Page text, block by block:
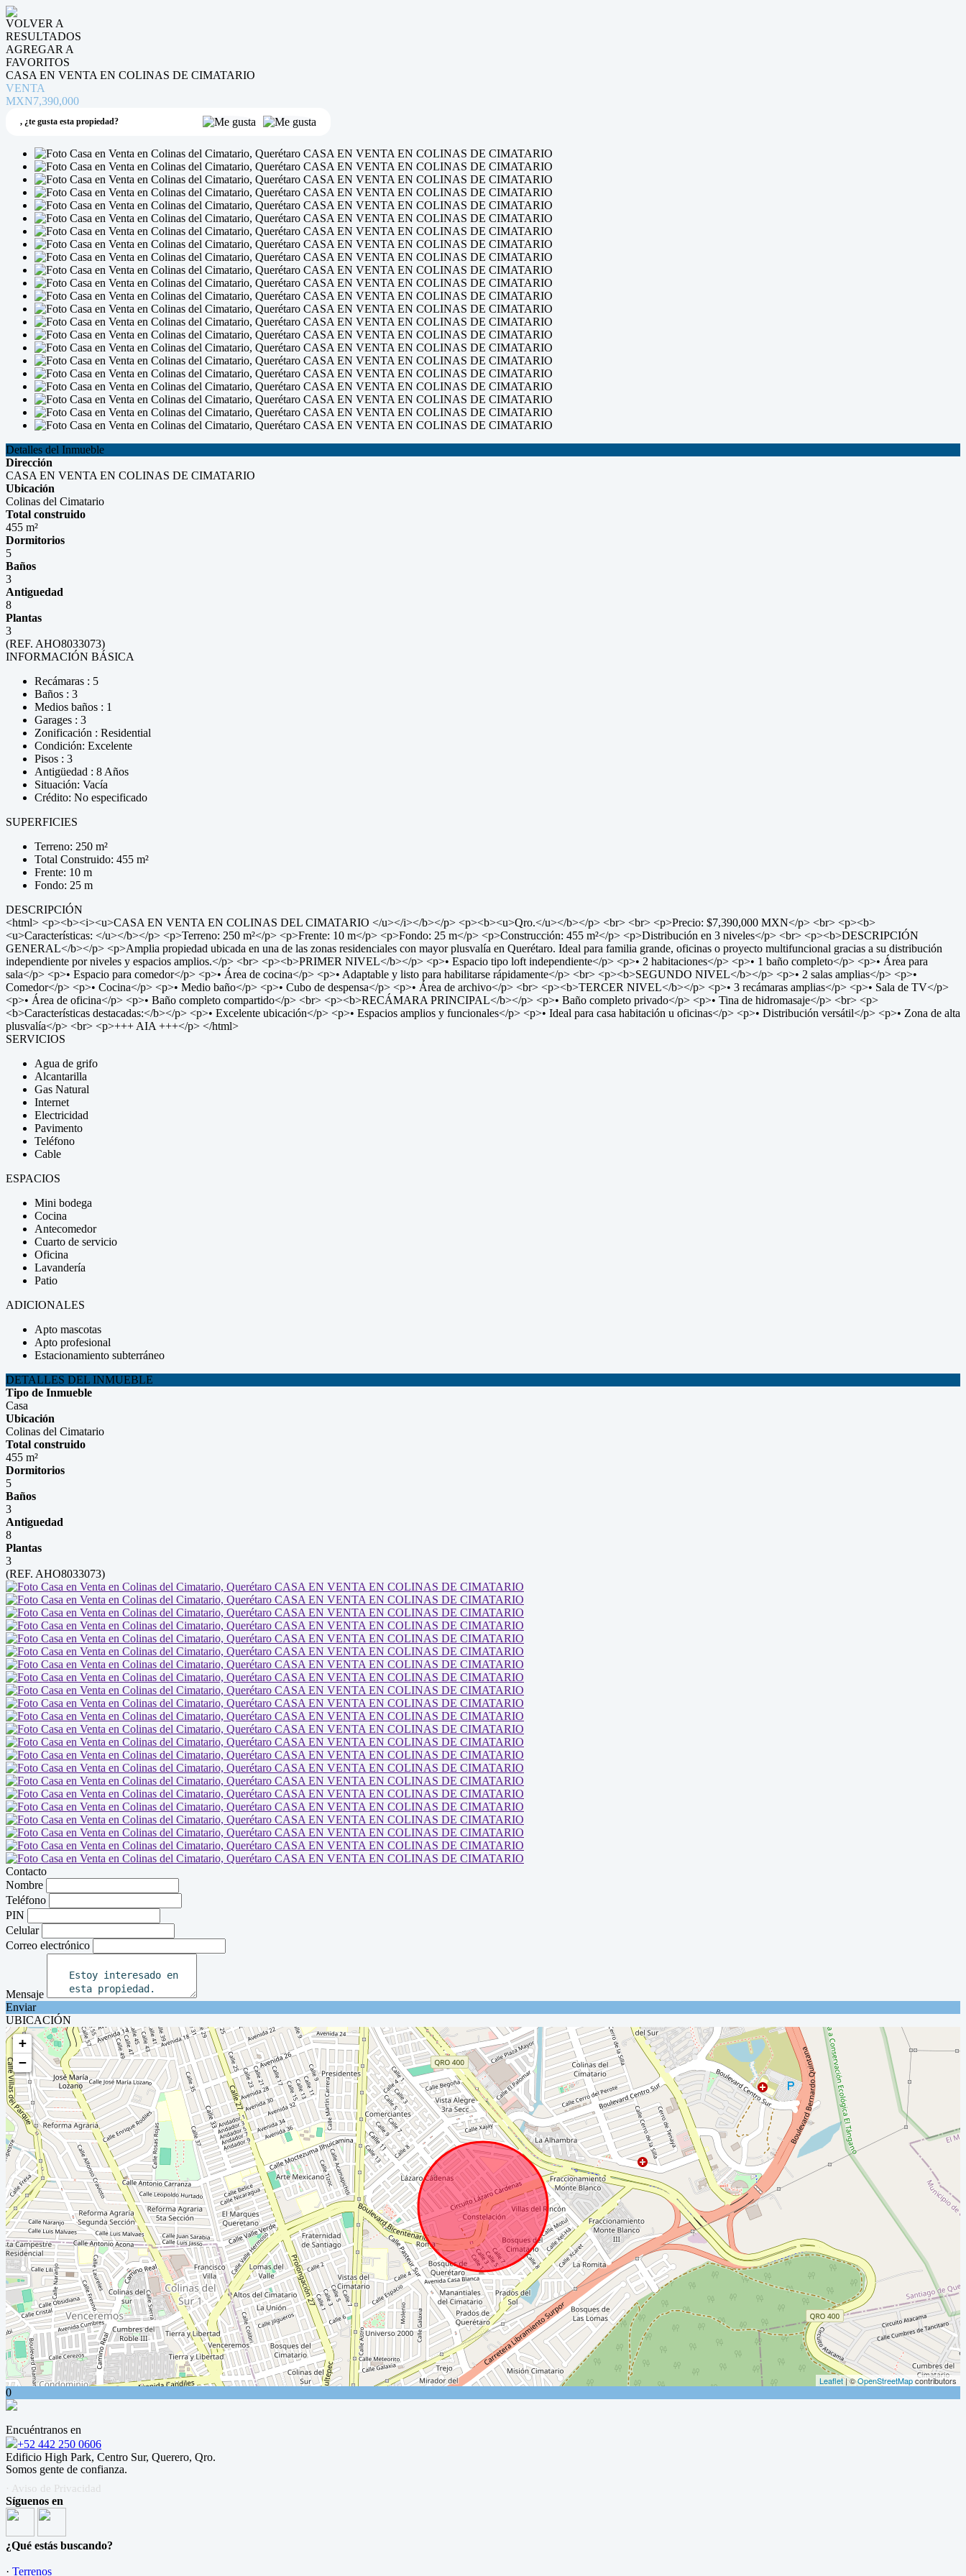
VOLVER A
RESULTADOS
AGREGAR A
FAVORITOS
CASA EN VENTA EN COLINAS DE CIMATARIO
VENTA
MXN7,390,000
, ¿te gusta esta propiedad?
Detalles del Inmueble
Dirección
CASA EN VENTA EN COLINAS DE CIMATARIO
Ubicación
Colinas del Cimatario
Total construido
455 m²
Dormitorios
5
Baños
3
Antiguedad
8
Plantas
3
(REF. AHO8033073)
INFORMACIÓN BÁSICA
Recámaras : 5
Baños : 3
Medios baños : 1
Garages : 3
Zonificación : Residential
Condición: Excelente
Pisos : 3
Antigüedad : 8 Años
Situación: Vacía
Crédito: No especificado
SUPERFICIES
Terreno: 250 m²
Total Construido: 455 m²
Frente: 10 m
Fondo: 25 m
DESCRIPCIÓN
<html> <p><b><i><u>CASA EN VENTA EN COLINAS DEL CIMATARIO </u></i></b></p> <p><b><u>Qro.</u></b></p> <br> <br> <p>Precio: $7,390,000 MXN</p> <br> <p><b>
<u>Características: </u></b></p> <p>Terreno: 250 m²</p> <p>Frente: 10 m</p> <p>Fondo: 25 m</p> <p>Construcción: 455 m²</p> <p>Distribución en 3 niveles</p> <br> <p><b>DESCRIPCIÓN
GENERAL</b></p> <p>Amplia propiedad ubicada en una de las zonas residenciales con mayor plusvalía en Querétaro. Ideal para familia grande, oficinas o proyecto multifuncional gracias a su distribución
independiente por niveles y espacios amplios.</p> <br> <p><b>PRIMER NIVEL</b></p> <p>• Espacio tipo loft independiente</p> <p>• 2 habitaciones</p> <p>• 1 baño completo</p> <p>• Área para
sala</p> <p>• Espacio para comedor</p> <p>• Área de cocina</p> <p>• Adaptable y listo para habilitarse rápidamente</p> <br> <p><b>SEGUNDO NIVEL</b></p> <p>• 2 salas amplias</p> <p>•
Comedor</p> <p>• Cocina</p> <p>• Medio baño</p> <p>• Cubo de despensa</p> <p>• Área de archivo</p> <br> <p><b>TERCER NIVEL</b></p> <p>• 3 recámaras amplias</p> <p>• Sala de TV</p>
<p>• Área de oficina</p> <p>• Baño completo compartido</p> <br> <p><b>RECÁMARA PRINCIPAL</b></p> <p>• Baño completo privado</p> <p>• Tina de hidromasaje</p> <br> <p>
<b>Características destacadas:</b></p> <p>• Excelente ubicación</p> <p>• Espacios amplios y funcionales</p> <p>• Ideal para casa habitación u oficinas</p> <p>• Distribución versátil</p> <p>• Zona de alta
plusvalía</p> <br> <p>+++ AIA +++</p> </html>
SERVICIOS
Agua de grifo
Alcantarilla
Gas Natural
Internet
Electricidad
Pavimento
Teléfono
Cable
ESPACIOS
Mini bodega
Cocina
Antecomedor
Cuarto de servicio
Oficina
Lavandería
Patio
ADICIONALES
Apto mascotas
Apto profesional
Estacionamiento subterráneo
DETALLES DEL INMUEBLE
Tipo de Inmueble
Casa
Ubicación
Colinas del Cimatario
Total construido
455 m²
Dormitorios
5
Baños
3
Antiguedad
8
Plantas
3
(REF. AHO8033073)
Contacto
Nombre
Teléfono
PIN
Celular
Correo electrónico
Mensaje
Enviar
UBICACIÓN
+
−
Leaflet| ©OpenStreetMapcontributors
0
Encuéntranos en
+52 442 250 0606
Edificio High Park, Centro Sur, Querero, Qro.
Somos gente de confianza.
· Aviso de Privacidad
Síguenos en
¿Qué estás buscando?
· Terrenos